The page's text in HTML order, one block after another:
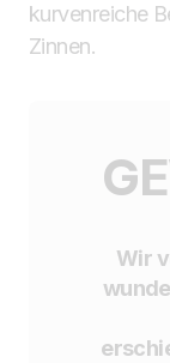
kurvenreiche
Zinnen.
Wir